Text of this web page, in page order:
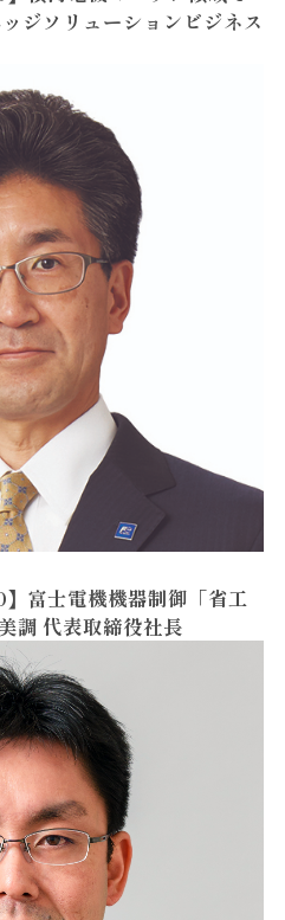
ジソリューションビジネス
】富士電機機器制御「省工
調 代表取締役社長